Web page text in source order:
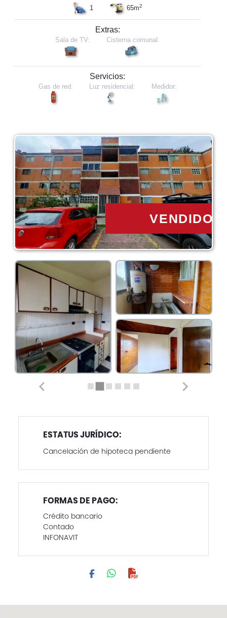
1
65m2
Extras:
Sala de TV: Cisterna comunal:
Servicios:
Gas de red: Luz residencial: Medidor:
VENDIDO
ESTATUS JURÍDICO:
Cancelación de hipoteca pendiente
FORMAS DE PAGO:
Crédito bancario
Contado
INFONAVIT